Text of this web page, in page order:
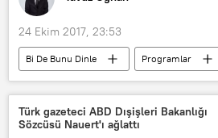
24 Ekim 2017, 23:53
Bi De Bunu Dinle
Programlar
RADYO
Faruk Acar
Recep Tayyip Erdoğan
Melih Gökçek
Kadir Topbaş
Kemal Kılıçdaroğlu
Türk gazeteci ABD Dışişleri Bakanlığı
Sözcüsü Nauert'ı ağlattı